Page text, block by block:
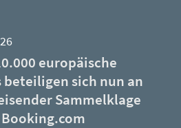
europäische
beteiligen sich nun an
Sammelklage